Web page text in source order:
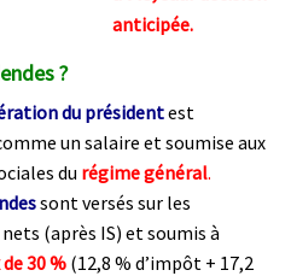
anticipée.
?
du présidentest
un salaire et soumise aux
du régime général.
sont versés sur les
(après IS) et soumis à
30 % (12,8 % d’impôt + 17,2